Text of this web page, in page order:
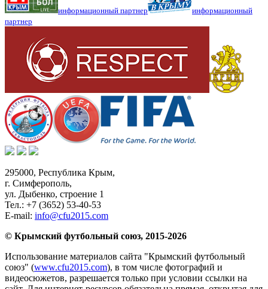
информационный партнер
информационный
партнер
295000, Республика Крым,
г. Симферополь,
ул. Дыбенко, строение 1
Тел.: +7 (3652) 53-40-53
E-mail: info@cfu2015.com
© Крымский футбольный союз, 2015-2026
Использование материалов сайта "Крымский футбольный
союз" (www.cfu2015.com), в том числе фотографий и
видеосюжетов, разрешается только при условии ссылки на